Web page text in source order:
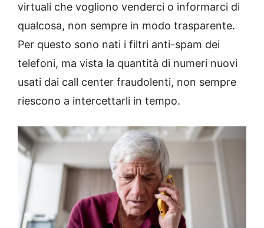
virtuali che vogliono venderci o informarci di
qualcosa, non sempre in modo trasparente.
Per questo sono nati i filtri anti-spam dei
telefoni, ma vista la quantità di numeri nuovi
usati dai call center fraudolenti, non sempre
riescono a intercettarli in tempo.